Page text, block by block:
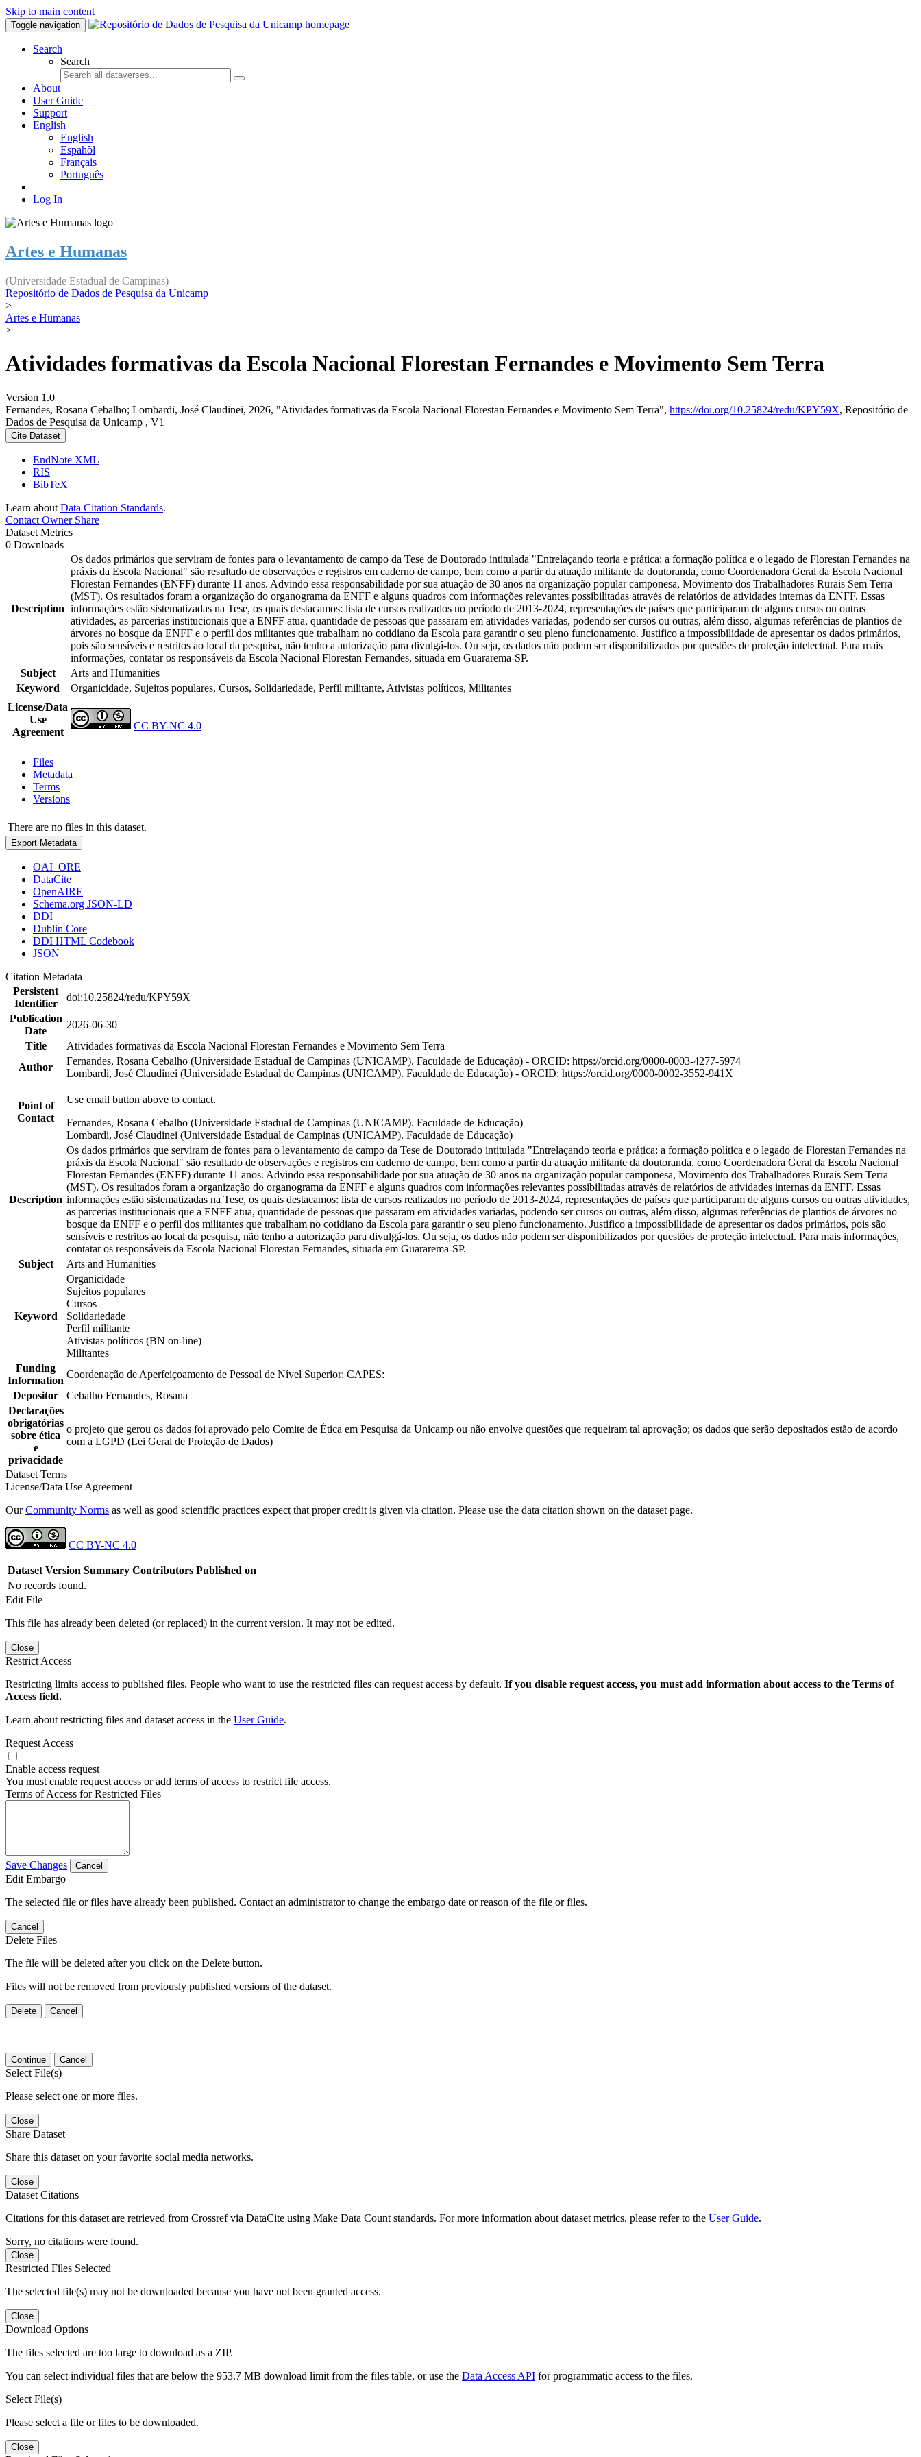
Skip to main content
Toggle navigation
Search
Search
About
User Guide
Support
English
English
Espahõl
Français
Português
Log In
Artes e Humanas
(Universidade Estadual de Campinas)
Repositório de Dados de Pesquisa da Unicamp
>
Artes e Humanas
>
Atividades formativas da Escola Nacional Florestan Fernandes e Movimento Sem Terra
Version 1.0
Fernandes, Rosana Cebalho; Lombardi, José Claudinei, 2026, "Atividades formativas da Escola Nacional Florestan Fernandes e Movimento Sem Terra", https://doi.org/10.25824/redu/KPY59X, Repositório de
Dados de Pesquisa da Unicamp , V1
Cite Dataset
EndNote XML
RIS
BibTeX
Learn about Data Citation Standards.
Contact Owner Share
Dataset Metrics
0 Downloads
Description
Os dados primários que serviram de fontes para o levantamento de campo da Tese de Doutorado intitulada "Entrelaçando teoria e prática: a formação política e o legado de Florestan Fernandes na
práxis da Escola Nacional" são resultado de observações e registros em caderno de campo, bem como a partir da atuação militante da doutoranda, como Coordenadora Geral da Escola Nacional
Florestan Fernandes (ENFF) durante 11 anos. Advindo essa responsabilidade por sua atuação de 30 anos na organização popular camponesa, Movimento dos Trabalhadores Rurais Sem Terra
(MST). Os resultados foram a organização do organograma da ENFF e alguns quadros com informações relevantes possibilitadas através de relatórios de atividades internas da ENFF. Essas
informações estão sistematizadas na Tese, os quais destacamos: lista de cursos realizados no período de 2013-2024, representações de países que participaram de alguns cursos ou outras
atividades, as parcerias institucionais que a ENFF atua, quantidade de pessoas que passaram em atividades variadas, podendo ser cursos ou outras, além disso, algumas referências de plantios de
árvores no bosque da ENFF e o perfil dos militantes que trabalham no cotidiano da Escola para garantir o seu pleno funcionamento. Justifico a impossibilidade de apresentar os dados primários,
pois são sensíveis e restritos ao local da pesquisa, não tenho a autorização para divulgá-los. Ou seja, os dados não podem ser disponibilizados por questões de proteção intelectual. Para mais
informações, contatar os responsáveis da Escola Nacional Florestan Fernandes, situada em Guararema-SP.
Subject
Arts and Humanities
Keyword
Organicidade, Sujeitos populares, Cursos, Solidariedade, Perfil militante, Ativistas políticos, Militantes
License/Data
Use
Agreement
CC BY-NC 4.0
Files
Metadata
Terms
Versions
There are no files in this dataset.
Export Metadata
OAI_ORE
DataCite
OpenAIRE
Schema.org JSON-LD
DDI
Dublin Core
DDI HTML Codebook
JSON
Citation Metadata
Persistent
Identifier
doi:10.25824/redu/KPY59X
Publication
Date
2026-06-30
Title
Atividades formativas da Escola Nacional Florestan Fernandes e Movimento Sem Terra
Author
Fernandes, Rosana Cebalho (Universidade Estadual de Campinas (UNICAMP). Faculdade de Educação) - ORCID: https://orcid.org/0000-0003-4277-5974
Lombardi, José Claudinei (Universidade Estadual de Campinas (UNICAMP). Faculdade de Educação) - ORCID: https://orcid.org/0000-0002-3552-941X
Point of
Contact
Use email button above to contact.
Fernandes, Rosana Cebalho (Universidade Estadual de Campinas (UNICAMP). Faculdade de Educação)
Lombardi, José Claudinei (Universidade Estadual de Campinas (UNICAMP). Faculdade de Educação)
Description
Os dados primários que serviram de fontes para o levantamento de campo da Tese de Doutorado intitulada "Entrelaçando teoria e prática: a formação política e o legado de Florestan Fernandes na
práxis da Escola Nacional" são resultado de observações e registros em caderno de campo, bem como a partir da atuação militante da doutoranda, como Coordenadora Geral da Escola Nacional
Florestan Fernandes (ENFF) durante 11 anos. Advindo essa responsabilidade por sua atuação de 30 anos na organização popular camponesa, Movimento dos Trabalhadores Rurais Sem Terra
(MST). Os resultados foram a organização do organograma da ENFF e alguns quadros com informações relevantes possibilitadas através de relatórios de atividades internas da ENFF. Essas
informações estão sistematizadas na Tese, os quais destacamos: lista de cursos realizados no período de 2013-2024, representações de países que participaram de alguns cursos ou outras atividades,
as parcerias institucionais que a ENFF atua, quantidade de pessoas que passaram em atividades variadas, podendo ser cursos ou outras, além disso, algumas referências de plantios de árvores no
bosque da ENFF e o perfil dos militantes que trabalham no cotidiano da Escola para garantir o seu pleno funcionamento. Justifico a impossibilidade de apresentar os dados primários, pois são
sensíveis e restritos ao local da pesquisa, não tenho a autorização para divulgá-los. Ou seja, os dados não podem ser disponibilizados por questões de proteção intelectual. Para mais informações,
contatar os responsáveis da Escola Nacional Florestan Fernandes, situada em Guararema-SP.
Subject
Arts and Humanities
Keyword
Organicidade
Sujeitos populares
Cursos
Solidariedade
Perfil militante
Ativistas políticos (BN on-line)
Militantes
Funding
Information
Coordenação de Aperfeiçoamento de Pessoal de Nível Superior: CAPES:
Depositor
Cebalho Fernandes, Rosana
Declarações
obrigatórias
sobre ética
e
privacidade
o projeto que gerou os dados foi aprovado pelo Comite de Ética em Pesquisa da Unicamp ou não envolve questões que requeiram tal aprovação; os dados que serão depositados estão de acordo
com a LGPD (Lei Geral de Proteção de Dados)
Dataset Terms
License/Data Use Agreement
OurCommunity Norms as well as good scientific practices expect that proper credit is given via citation. Please use the data citation shown on the dataset page.
CC BY-NC 4.0
Dataset Version Summary Contributors Published on
No records found.
Edit File
This file has already been deleted (or replaced) in the current version. It may not be edited.
Close
Restrict Access
Restricting limits access to published files. People who want to use the restricted files can request access by default. If you disable request access, you must add information about access to the Terms of
Access field.
Learn about restricting files and dataset access in the User Guide.
Request Access
Enable access request
You must enable request access or add terms of access to restrict file access.
Terms of Access for Restricted Files
Save Changes Cancel
Edit Embargo
The selected file or files have already been published. Contact an administrator to change the embargo date or reason of the file or files.
Cancel
Delete Files
The file will be deleted after you click on the Delete button.
Files will not be removed from previously published versions of the dataset.
Delete Cancel
Continue Cancel
Select File(s)
Please select one or more files.
Close
Share Dataset
Share this dataset on your favorite social media networks.
Close
Dataset Citations
Citations for this dataset are retrieved from Crossref via DataCite using Make Data Count standards. For more information about dataset metrics, please refer to the User Guide.
Sorry, no citations were found.
Close
Restricted Files Selected
The selected file(s) may not be downloaded because you have not been granted access.
Close
Download Options
The files selected are too large to download as a ZIP.
You can select individual files that are below the 953.7 MB download limit from the files table, or use the Data Access API for programmatic access to the files.
Select File(s)
Please select a file or files to be downloaded.
Close